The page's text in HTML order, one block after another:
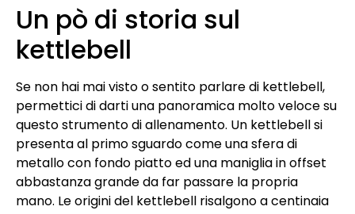
Un pò di storia sul
kettlebell
Se non hai mai visto o sentito parlare di kettlebell,
permettici di darti una panoramica molto veloce su
questo strumento di allenamento. Un kettlebell si
presenta al primo sguardo come una sfera di
metallo con fondo piatto ed una maniglia in offset
abbastanza grande da far passare la propria
mano. Le origini del kettlebell risalgono a centinaia